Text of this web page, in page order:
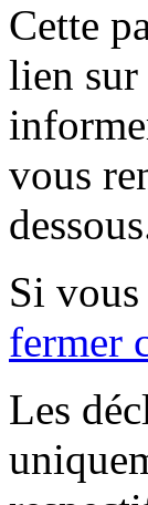
Cette
lien sur
vous
Si
fermer
Les